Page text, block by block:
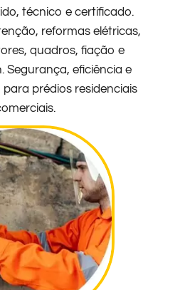
técnico e certificado.
reformas elétricas,
quadros, fiação e
Segurança, eficiência e
prédios residenciais